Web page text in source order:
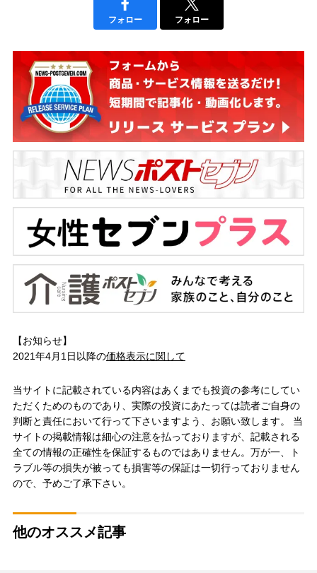
フォロー フォロー
【お知らせ】
2021年4月1日以降の価格表示に関して
当サイトに記載されている内容はあくまでも投資の参考にしてい
ただくためのものであり、実際の投資にあたっては読者ご自身の
判断と責任において行って下さいますよう、お願い致します。 当
サイトの掲載情報は細心の注意を払っておりますが、記載される
全ての情報の正確性を保証するものではありません。万が一、ト
ラブル等の損失が被っても損害等の保証は一切行っておりません
ので、予めご了承下さい。
他のオススメ記事